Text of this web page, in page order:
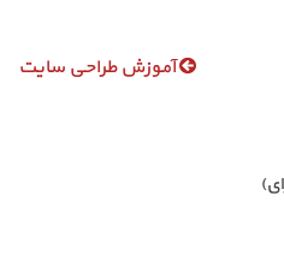
آموزش طراحی سایت